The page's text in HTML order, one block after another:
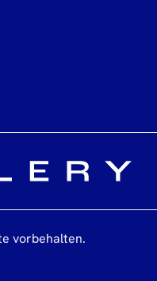
vorbehalten.